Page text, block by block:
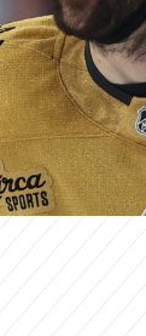
Čech
NEWS.